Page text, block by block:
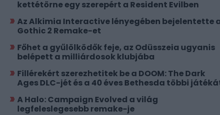
kettétörne egy szerepért a Resident Evilben
Az Alkimia Interactive lényegében bejelentette
Gothic 2 Remake-et
Főhet a gyűlölködők feje, az Odüsszeia ugyanis
belépett a milliárdosok klubjába
Fillérekért szerezhetitek be a DOOM: The Dark
Ages DLC-jét és a 40 éves Bethesda többi
A Halo: Campaign Evolved a világ
legfeleslegesebb remake-je